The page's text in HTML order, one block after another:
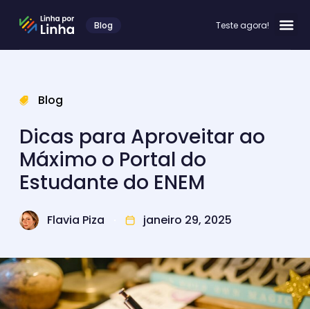
Blog Teste agora!
Blog
Dicas para Aproveitar ao
Máximo o Portal do
Estudante do ENEM
Flavia Piza janeiro 29, 2025